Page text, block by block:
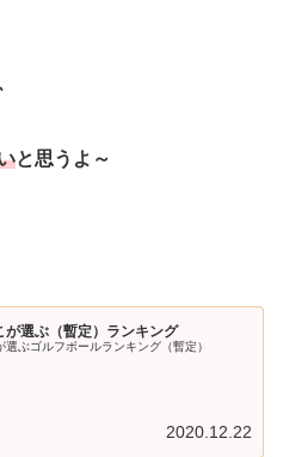
と思うよ～
が選ぶ（暫定）ランキング
選ぶゴルフボールランキング（暫定）
2020.12.22